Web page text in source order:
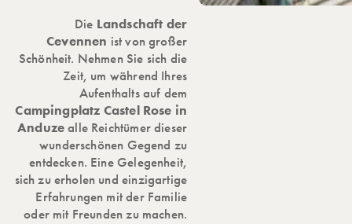
Die Landschaft der
Cevennen ist von großer
Schönheit. Nehmen Sie sich die
Zeit, um während Ihres
Aufenthalts auf dem
Campingplatz Castel Rose in
Anduzealle Reichtümer dieser
wunderschönen Gegend zu
entdecken. Eine Gelegenheit,
sich zu erholen und einzigartige
Erfahrungen mit der Familie
oder mit Freunden zu machen.